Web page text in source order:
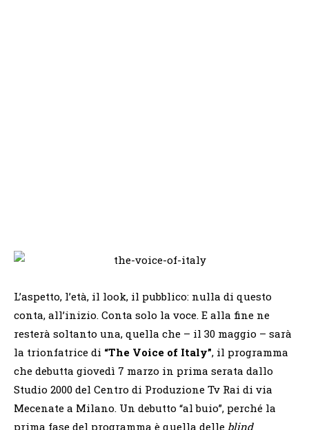
L’aspetto, l’età, il look, il pubblico: nulla di questo
conta, all’inizio. Conta solo la voce. E alla fine ne
resterà soltanto una, quella che – il 30 maggio – sarà
la trionfatrice di “The Voice of Italy”, il programma
che debutta giovedì 7 marzo in prima serata dallo
Studio 2000 del Centro di Produzione Tv Rai di via
Mecenate a Milano. Un debutto “al buio”, perché la
prima fase del programma è quella delle blind